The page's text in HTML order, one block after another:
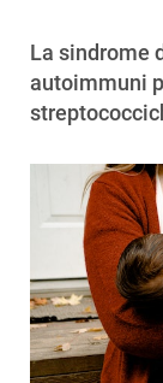
La sindrome
autoimmuni